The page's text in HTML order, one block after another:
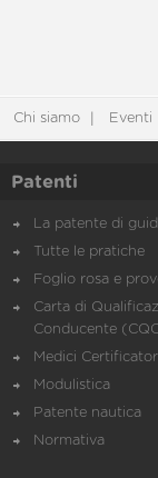
Chi siamo Eventi
Patenti
La patente di
Tutte le pratiche
Foglio rosa e
Carta di
Conducente
Medici
Modulistica
Patente nautica
Normativa